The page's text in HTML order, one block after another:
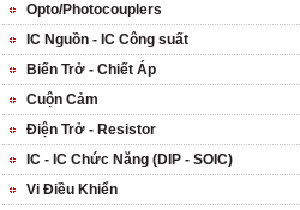
Opto/Photocouplers
IC Nguồn - IC Công suất
Biến Trở - Chiết Áp
Cuộn Cảm
Điện Trở - Resistor
IC - IC Chức Năng (DIP - SOIC)
Vi Điều Khiển